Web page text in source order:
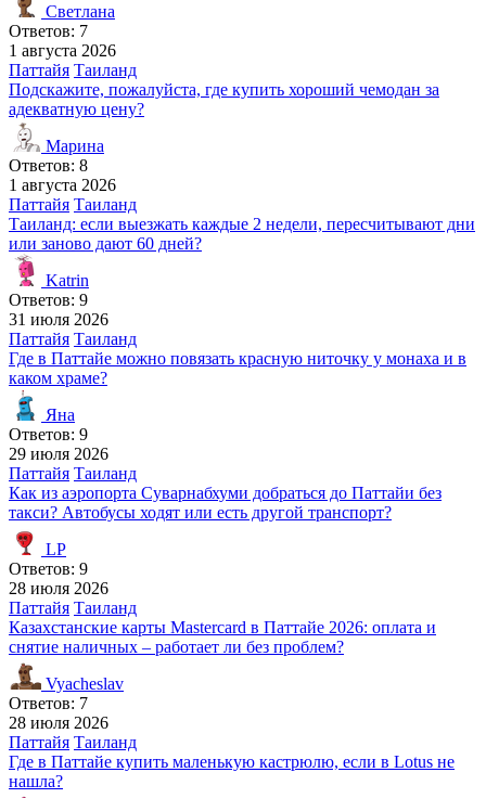
Светлана
Ответов: 7
1 августа 2026
Паттайя Таиланд
Подскажите, пожалуйста, где купить хороший чемодан за
адекватную цену?
Марина
Ответов: 8
1 августа 2026
Паттайя Таиланд
Таиланд: если выезжать каждые 2 недели, пересчитывают дни
или заново дают 60 дней?
Katrin
Ответов: 9
31 июля 2026
Паттайя Таиланд
Где в Паттайе можно повязать красную ниточку у монаха и в
каком храме?
Яна
Ответов: 9
29 июля 2026
Паттайя Таиланд
Как из аэропорта Суварнабхуми добраться до Паттайи без
такси? Автобусы ходят или есть другой транспорт?
LP
Ответов: 9
28 июля 2026
Паттайя Таиланд
Казахстанские карты Mastercard в Паттайе 2026: оплата и
снятие наличных – работает ли без проблем?
Vyacheslav
Ответов: 7
28 июля 2026
Паттайя Таиланд
Где в Паттайе купить маленькую кастрюлю, если в Lotus не
нашла?